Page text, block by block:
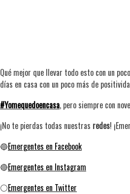
Qué mejor que llevar todo esto con un
días en casa con un poco más de
#Yomequedoencasa, pero siempre con
¡No te pierdas todas nuestras redes!
🔵Emergentes en Facebook
🔴Emergentes en Instagram
⚪Emergentes en Twitter